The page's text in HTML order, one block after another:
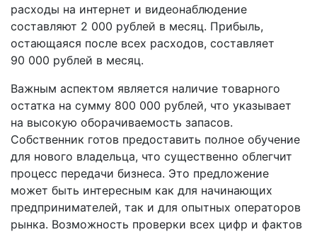
расходы на интернет и видеонаблюдение
составляют 2 000 рублей в месяц. Прибыль,
остающаяся после всех расходов, составляет
90 000 рублей в месяц.
Важным аспектом является наличие товарного
остатка на сумму 800 000 рублей, что указывает
на высокую оборачиваемость запасов.
Собственник готов предоставить полное обучение
для нового владельца, что существенно облегчит
процесс передачи бизнеса. Это предложение
может быть интересным как для начинающих
предпринимателей, так и для опытных операторов
рынка. Возможность проверки всех цифр и фактов